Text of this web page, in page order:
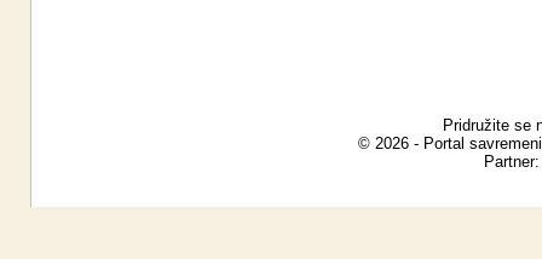
Pridružite se
© 2026 - Portal